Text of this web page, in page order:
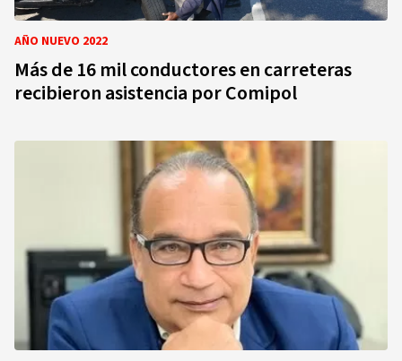
AÑO NUEVO 2022
Más de 16 mil conductores en carreteras
recibieron asistencia por Comipol